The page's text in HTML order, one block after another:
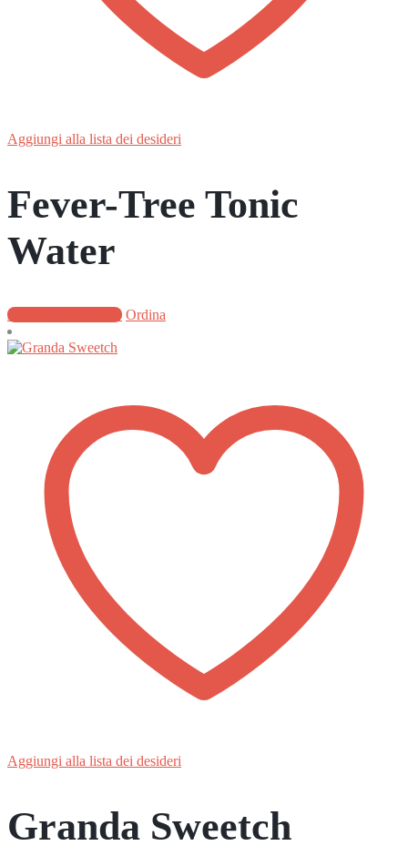
Aggiungi alla lista dei desideri
Fever-Tree Tonic
Water
Aggiungi al carrello Ordina
Aggiungi alla lista dei desideri
Granda Sweetch